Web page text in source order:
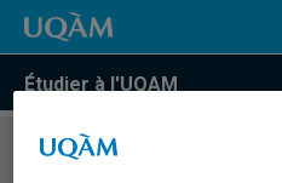
Étudier à l'UQAM
COURS//